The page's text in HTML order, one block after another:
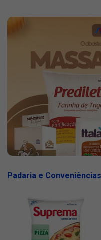
Padaria e Conveniências